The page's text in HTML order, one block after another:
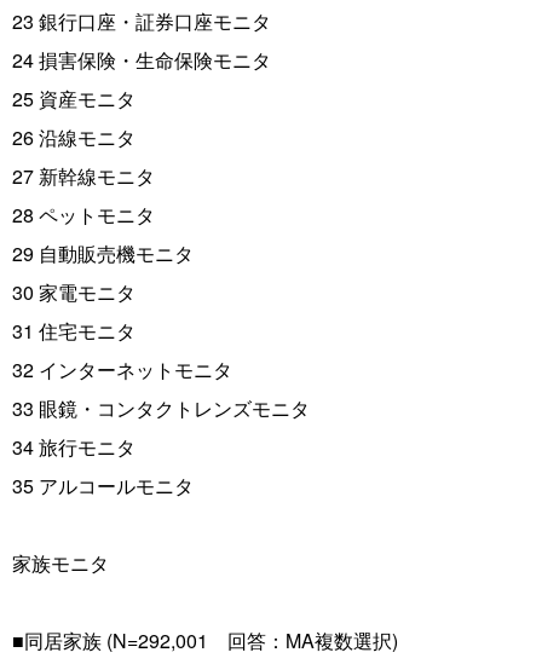
23 銀行口座・証券口座モニタ
24 損害保険・生命保険モニタ
25 資産モニタ
26 沿線モニタ
27 新幹線モニタ
28 ペットモニタ
29 自動販売機モニタ
30 家電モニタ
31 住宅モニタ
32 インターネットモニタ
33 眼鏡・コンタクトレンズモニタ
34 旅行モニタ
35 アルコールモニタ
家族モニタ
■同居家族 (N=292,001 回答：MA複数選択)